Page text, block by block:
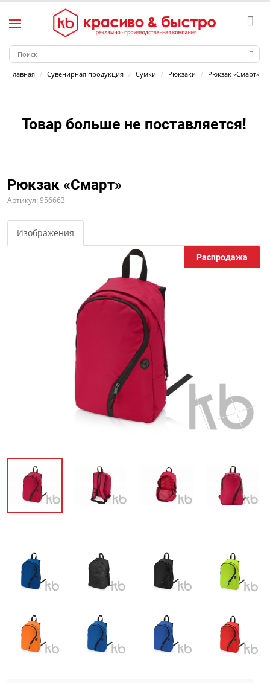
Главная Сувенирная продукция Сумки Рюкзаки Рюкзак «Смарт»
Товар больше не поставляется!
Рюкзак «Смарт»
Артикул: 956663
Изображения
Распродажа